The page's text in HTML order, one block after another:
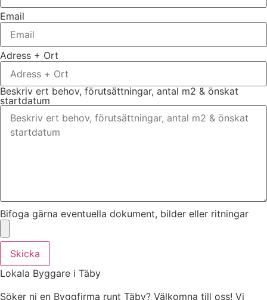
Email
Adress + Ort
Beskriv ert behov, förutsättningar, antal m2 & önskat
startdatum
Bifoga gärna eventuella dokument, bilder eller ritningar
Skicka
Lokala Byggare i Täby
Söker ni en Byggfirma runt Täby? Välkomna till oss! Vi